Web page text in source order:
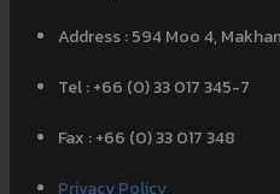
Address : 594 Moo 4,
Tel : +66 (0) 33 017 345-7
Fax : +66 (0) 33 017 348
Privacy Policy